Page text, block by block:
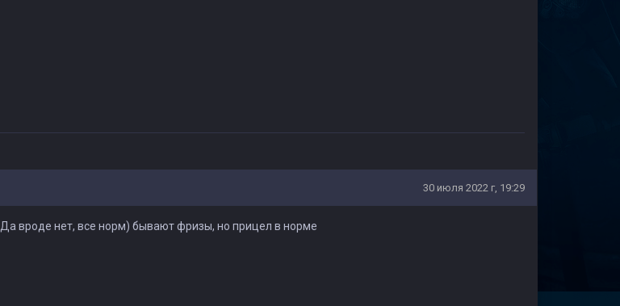
30 июля 2022 г, 19:29
Да вроде нет, все норм) бывают фризы, но прицел в норме